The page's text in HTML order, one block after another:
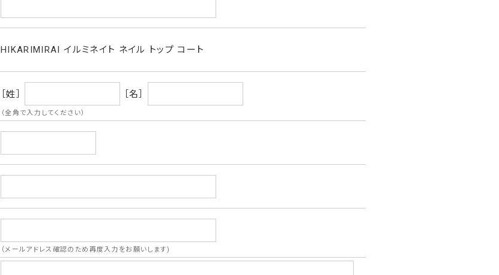
HIKARIMIRAI イルミネイト ネイル トップ コート
［姓］ ［名］
（全角で入力してください）
（メールアドレス確認のため再度入力をお願いします)